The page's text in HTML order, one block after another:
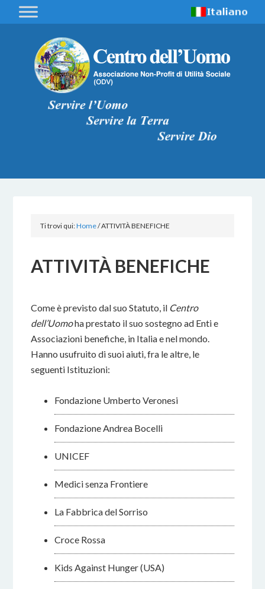
Ti trovi qui:Home/ATTIVITÀ BENEFICHE
ATTIVITÀ BENEFICHE
Come è previsto dal suo Statuto, il Centro
dell’Uomoha prestato il suo sostegno ad Enti e
Associazioni benefiche, in Italia e nel mondo.
Hanno usufruito di suoi aiuti, fra le altre, le
seguenti Istituzioni:
Fondazione Umberto Veronesi
Fondazione Andrea Bocelli
UNICEF
Medici senza Frontiere
La Fabbrica del Sorriso
Croce Rossa
Kids Against Hunger (USA)